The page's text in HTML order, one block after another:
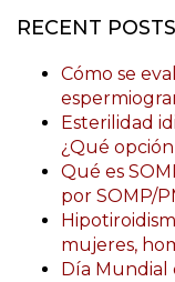
RECENT POSTS
Cómo se
Esterilidad
¿Qué
Qué es
por SOMP/
mujeres,
Día